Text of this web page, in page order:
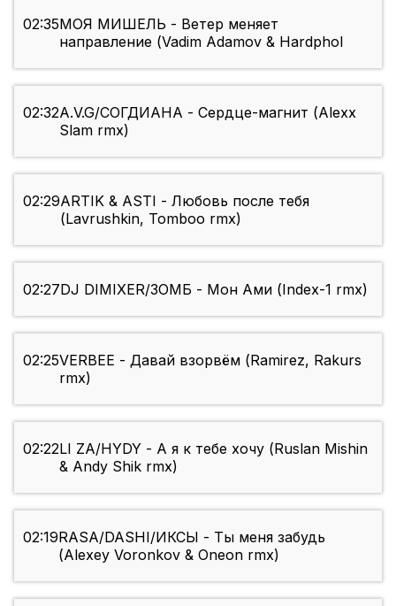
02:35МОЯ МИШЕЛЬ - Ветер меняет
направление (Vadim Adamov & Hardphol
02:32A.V.G/СОГДИАНА - Сердце-магнит (Alexx
Slam rmx)
02:29ARTIK & ASTI - Любовь после тебя
(Lavrushkin, Tomboo rmx)
02:27DJ DIMIXER/ЗОМБ - Мон Ами (Index-1 rmx)
02:25VERBEE - Давай взорвём (Ramirez, Rakurs
rmx)
02:22LI ZA/HYDY - А я к тебе хочу (Ruslan Mishin
& Andy Shik rmx)
02:19RASA/DASHI/ИКСЫ - Ты меня забудь
(Alexey Voronkov & Oneon rmx)